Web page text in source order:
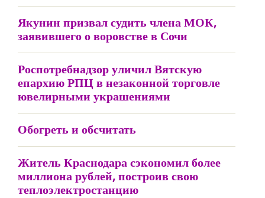
Якунин призвал судить члена МОК,
заявившего о воровстве в Сочи
Роспотребнадзор уличил Вятскую
епархию РПЦ в незаконной торговле
ювелирными украшениями
Обогреть и обсчитать
Житель Краснодара сэкономил более
миллиона рублей, построив свою
теплоэлектростанцию